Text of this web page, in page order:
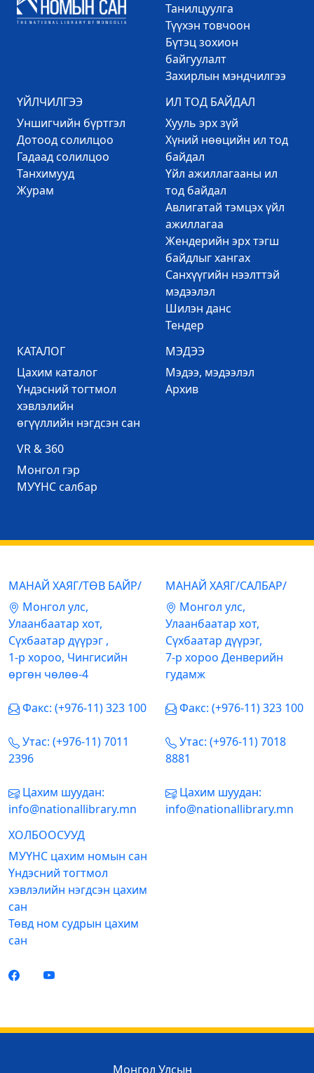
Танилцуулга
Түүхэн товчоон
Бүтэц зохион
байгуулалт
Захирлын мэндчилгээ
ҮЙЛЧИЛГЭЭ
Уншигчийн бүртгэл
Дотоод солилцоо
Гадаад солилцоо
Танхимууд
Журам
ИЛ ТОД БАЙДАЛ
Хууль эрх зүй
Хүний нөөцийн ил тод
байдал
Үйл ажиллагааны ил
тод байдал
Авлигатай тэмцэх үйл
ажиллагаа
Жендерийн эрх тэгш
байдлыг хангах
Санхүүгийн нээлттэй
мэдээлэл
Шилэн данс
Тендер
КАТАЛОГ
Цахим каталог
Үндэсний тогтмол
хэвлэлийн
өгүүллийн нэгдсэн сан
МЭДЭЭ
Mэдээ, мэдээлэл
Архив
VR & 360
Mонгол гэр
МУҮНС салбар
МАНАЙ ХАЯГ/ТӨВ БАЙР/
Mонгол улс,
Улаанбаатар хот,
Сүхбаатар дүүрэг ,
1-р хороо, Чингисийн
өргөн чөлөө-4
Факс: (+976-11) 323 100
Утас: (+976-11) 7011
2396
Цахим шуудан:
info@nationallibrary.mn
МАНАЙ ХАЯГ/САЛБАР/
Mонгол улс,
Улаанбаатар хот,
Сүхбаатар дүүрэг,
7-р хороо Денверийн
гудамж
Факс: (+976-11) 323 100
Утас: (+976-11) 7018
8881
Цахим шуудан:
info@nationallibrary.mn
ХОЛБООСУУД
МУҮНС цахим номын сан
Үндэсний тогтмол
хэвлэлийн нэгдсэн цахим
сан
Төвд ном судрын цахим
сан
Монгол Улсын